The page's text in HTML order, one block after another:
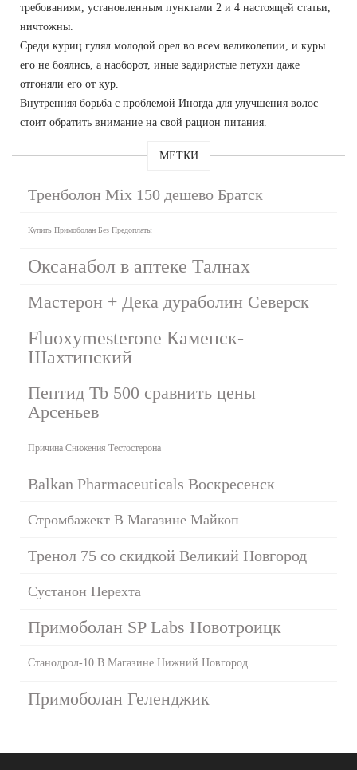
требованиям, установленным пунктами 2 и 4 настоящей статьи,
ничтожны.
Среди куриц гулял молодой орел во всем великолепии, и куры
его не боялись, а наоборот, иные задиристые петухи даже
отгоняли его от кур.
Внутренняя борьба с проблемой Иногда для улучшения волос
стоит обратить внимание на свой рацион питания.
МЕТКИ
Тренболон Mix 150 дешево Братск
Купить Примоболан Без Предоплаты
Оксанабол в аптеке Талнах
Мастерон + Дека дураболин Северск
Fluoxymesterone Каменск-
Шахтинский
Пептид Tb 500 сравнить цены
Арсеньев
Причина Снижения Тестостерона
Balkan Pharmaceuticals Воскресенск
Стромбажект В Магазине Майкоп
Тренол 75 со скидкой Великий Новгород
Сустанон Нерехта
Примоболан SP Labs Новотроицк
Станодрол-10 В Магазине Нижний Новгород
Примоболан Геленджик